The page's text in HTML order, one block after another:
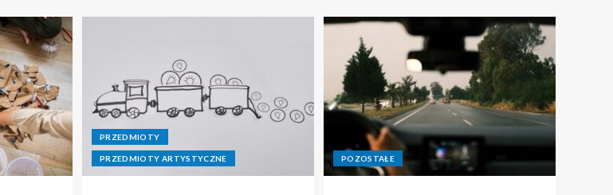
PRZEDMIOTY
PRZEDMIOTY ARTYSTYCZNE POZOSTAŁE